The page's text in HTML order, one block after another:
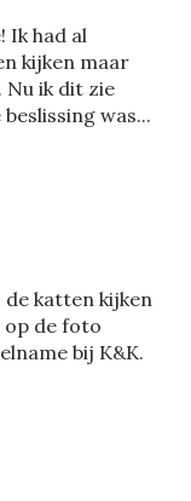
Ik had al
kijken maar
Nu ik dit zie
was...
de katten kijken
op de foto
bij K&K.